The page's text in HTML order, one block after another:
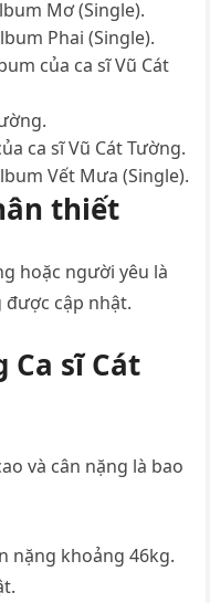
Mơ (Single).
Phai (Single).
của ca sĩ Vũ Cát
ca sĩ Vũ Cát Tường.
Vết Mưa (Single).
thiết
hoặc người yêu là
được cập nhật.
Ca sĩ Cát
và cân nặng là bao
nặng khoảng 46kg.